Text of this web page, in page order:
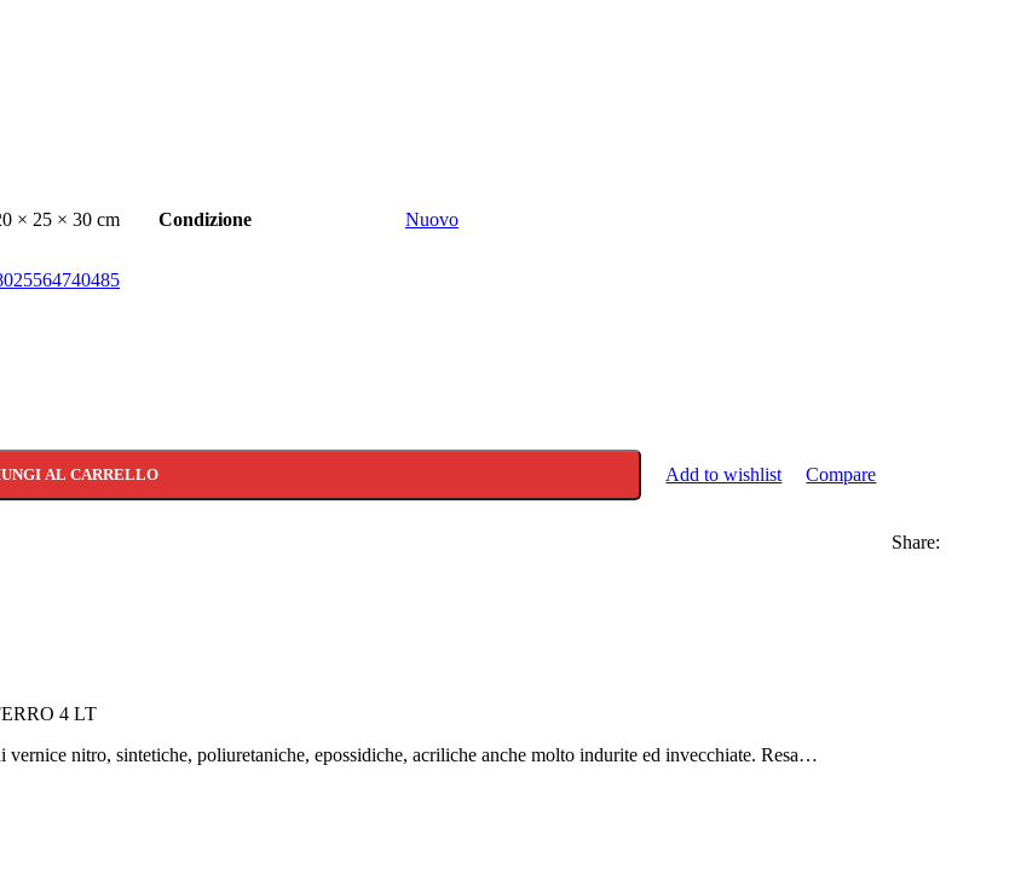
× 25 × 30 cm Condizione Nuovo
LT quantità
AL CARRELLO Add to wishlist Compare
Share:
4 LT
nitro, sintetiche, poliuretaniche, epossidiche, acriliche anche molto indurite ed invecchiate. Resa…